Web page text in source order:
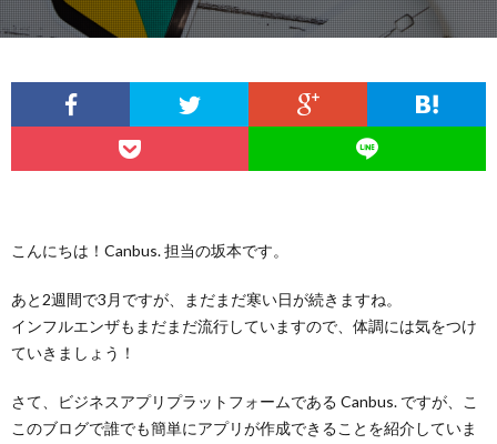
こんにちは！Canbus. 担当の坂本です。
あと2週間で3月ですが、まだまだ寒い日が続きますね。
インフルエンザもまだまだ流行していますので、体調には気をつけ
ていきましょう！
さて、ビジネスアプリプラットフォームである Canbus. ですが、こ
このブログで誰でも簡単にアプリが作成できることを紹介していま